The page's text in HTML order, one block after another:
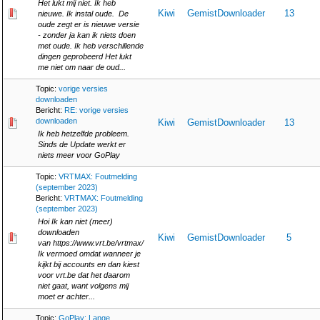
Het lukt mij niet. Ik heb
nieuwe. Ik instal oude. De
oude zegt er is nieuwe versie
- zonder ja kan ik niets doen
met oude. Ik heb verschillende
dingen geprobeerd Het lukt
me niet om naar de oud...
Kiwi GemistDownloader 13
Topic: vorige versies
downloaden
Bericht: RE: vorige versies
downloaden
Ik heb hetzelfde probleem.
Sinds de Update werkt er
niets meer voor GoPlay
Kiwi GemistDownloader 13
Topic: VRTMAX: Foutmelding
(september 2023)
Bericht: VRTMAX: Foutmelding
(september 2023)
Hoi Ik kan niet (meer)
downloaden
van https://www.vrt.be/vrtmax/
Ik vermoed omdat wanneer je
kijkt bij accounts en dan kiest
voor vrt.be dat het daarom
niet gaat, want volgens mij
moet er achter...
Kiwi GemistDownloader 5
Topic: GoPlay: Lange